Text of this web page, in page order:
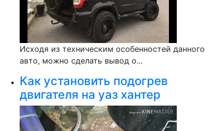
Исходя из техническим особенностей данного
авто, можно сделать вывод о...
Как установить подогрев
двигателя на уаз хантер